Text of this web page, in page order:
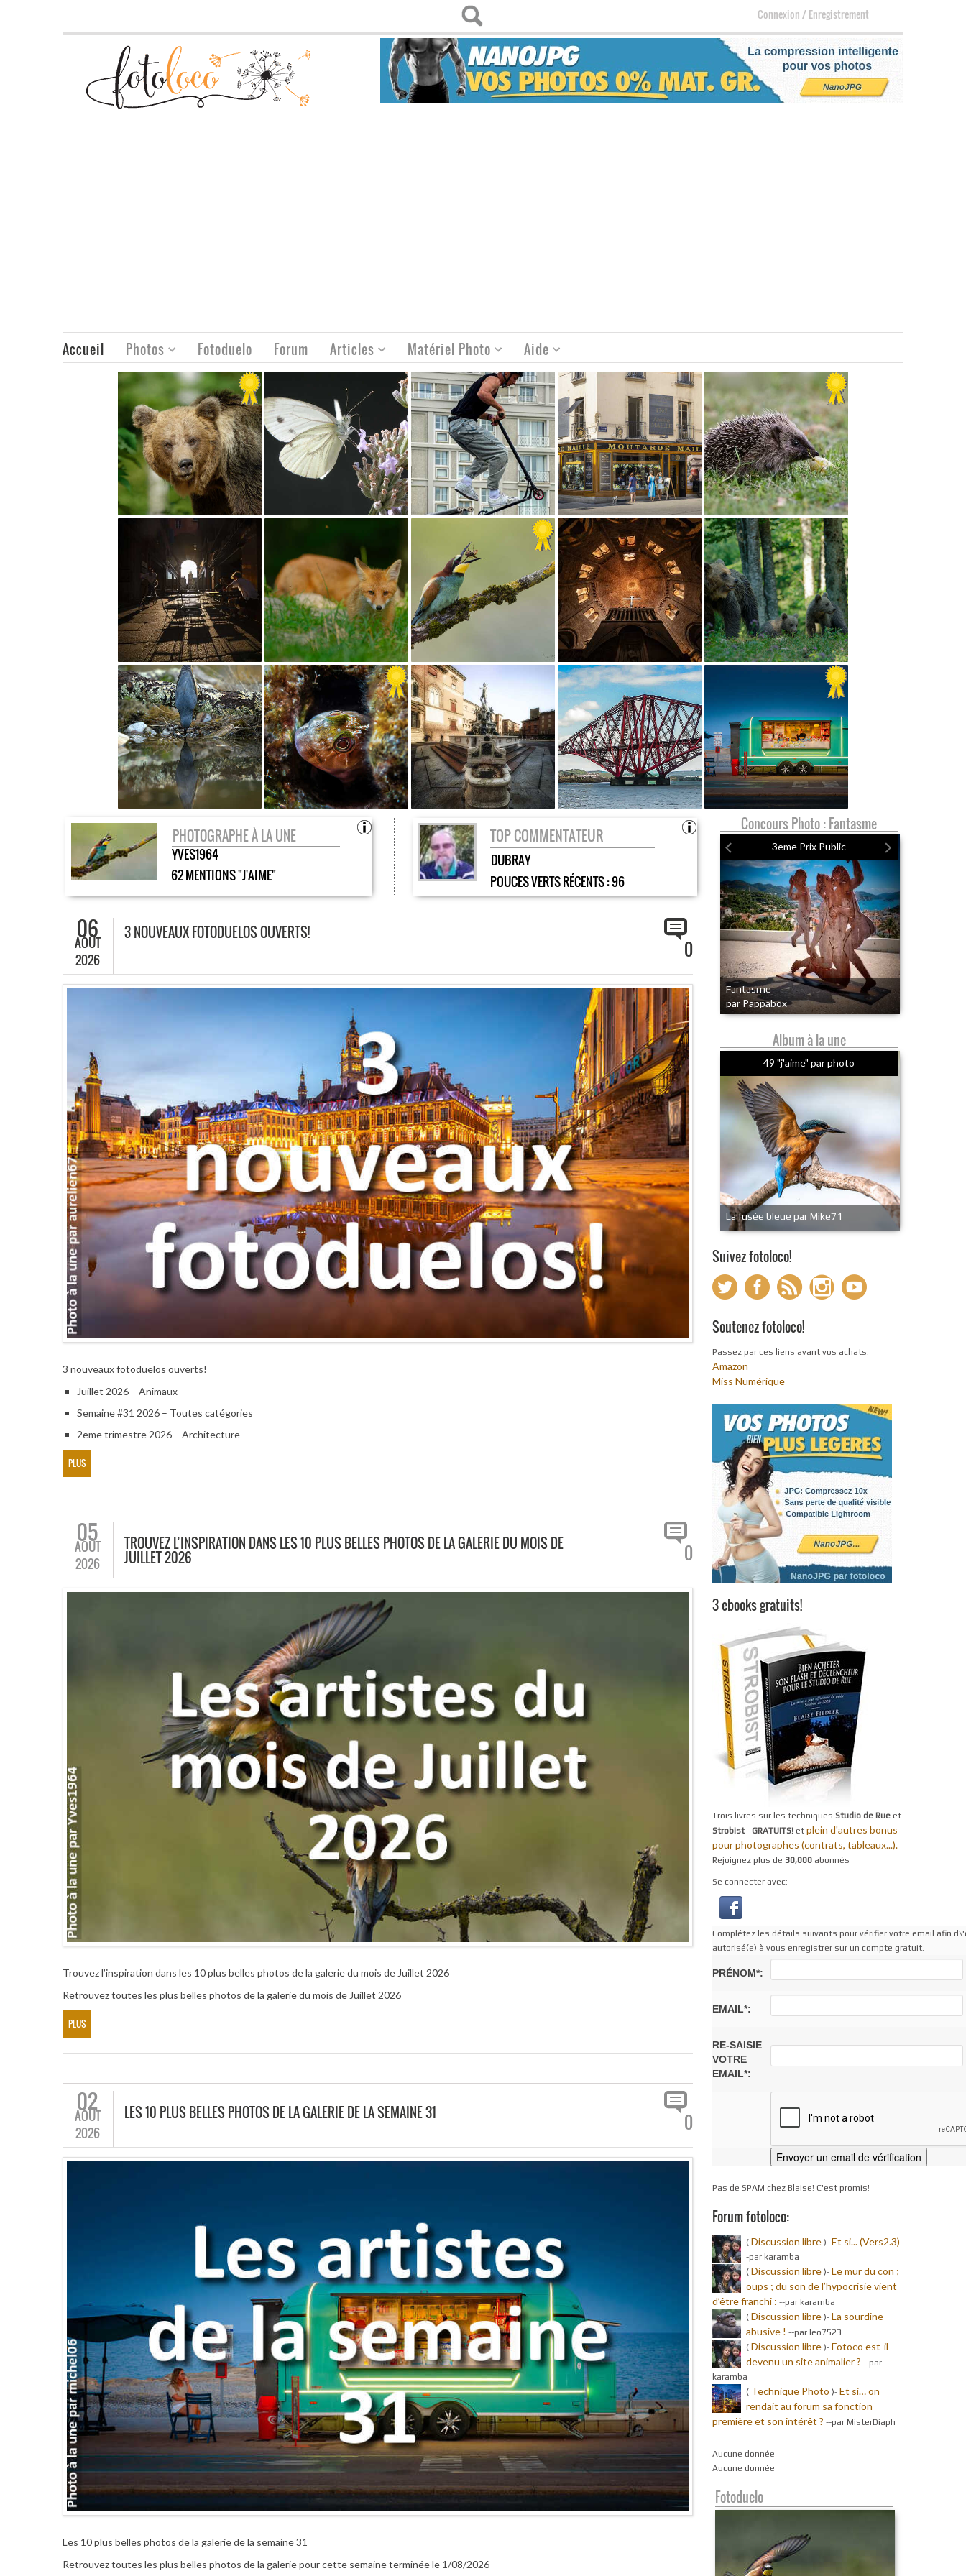
Connexion/Enregistrement
Accueil Photos Fotoduelo Forum Articles Matériel Photo Aide
PHOTOGRAPHE À LA UNE
YVES1964
62 MENTIONS "J'AIME"
TOP COMMENTATEUR
DUBRAY
POUCES VERTS RÉCENTS :96
06
AOÛT
2026
3 NOUVEAUX FOTODUELOS OUVERTS!
0
3 nouveaux fotoduelos ouverts!
Juillet 2026 – Animaux
Semaine #31 2026 – Toutes catégories
2eme trimestre 2026 – Architecture
PLUS
05
AOÛT
2026
TROUVEZ L’INSPIRATION DANS LES 10 PLUS BELLES PHOTOS DE LA GALERIE DU MOIS DE
JUILLET 2026 0
Trouvez l’inspiration dans les 10 plus belles photos de la galerie du mois de Juillet 2026
Retrouvez toutes les plus belles photos de la galerie du mois de Juillet 2026
PLUS
02
AOÛT
2026
LES 10 PLUS BELLES PHOTOS DE LA GALERIE DE LA SEMAINE 31 0
Les 10 plus belles photos de la galerie de la semaine 31
Retrouvez toutes les plus belles photos de la galerie pour cette semaine terminée le 1/08/2026
Concours Photo : Fantasme
3eme Prix Public
Fantasme
par Pappabox
Album à la une
49 "j'aime" par photo
La fusée bleue par Mike71
Suivez fotoloco!
Soutenez fotoloco!
Passez par ces liens avant vos achats:
Amazon
Miss Numérique
3 ebooks gratuits!
Trois livres sur les techniques Studio de Rueet
Strobist- GRATUITS! et plein d'autres bonus
pour photographes (contrats, tableaux...).
Rejoignez plus de 30,000abonnés
Se connecter avec:
Complétez les détails suivants pour vérifier votre email afin
autorisé(e) à vous enregistrer sur un compte gratuit.
PRÉNOM*:
EMAIL*:
RE-SAISIE
VOTRE
EMAIL*:
Pas de SPAM chez Blaise! C'est promis!
Forum fotoloco:
( Discussion libre)- Et si... (Vers2.3) -
-par karamba
( Discussion libre)- Le mur du con ;
oups ; du son de l’hypocrisie vient
d’être franchi : --par karamba
( Discussion libre)- La sourdine
abusive ! --par leo7523
( Discussion libre)- Fotoco est-il
devenu un site animalier ? --par
karamba
( Technique Photo )- Et si… on
rendait au forum sa fonction
première et son intérêt ? --par MisterDiaph
Aucune donnée
Aucune donnée
Fotoduelo